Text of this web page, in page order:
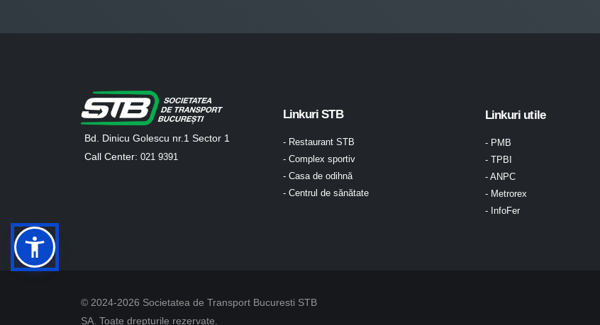
Bd. Dinicu Golescu nr.1 Sector 1
Call Center: 021 9391
Linkuri STB
- Restaurant STB
- Complex sportiv
- Casa de odihnă
- Centrul de sănătate
Linkuri utile
- PMB
- TPBI
- ANPC
- Metrorex
- InfoFer
© 2024-2026 Societatea de Transport Bucuresti STB
SA. Toate drepturile rezervate.